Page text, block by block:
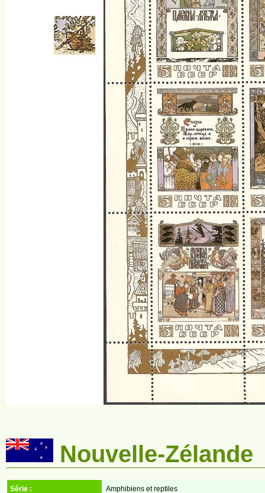
Nouvelle-Zélande
Série : Amphibiens et reptiles